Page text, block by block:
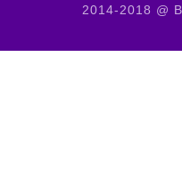
2014-2018 @